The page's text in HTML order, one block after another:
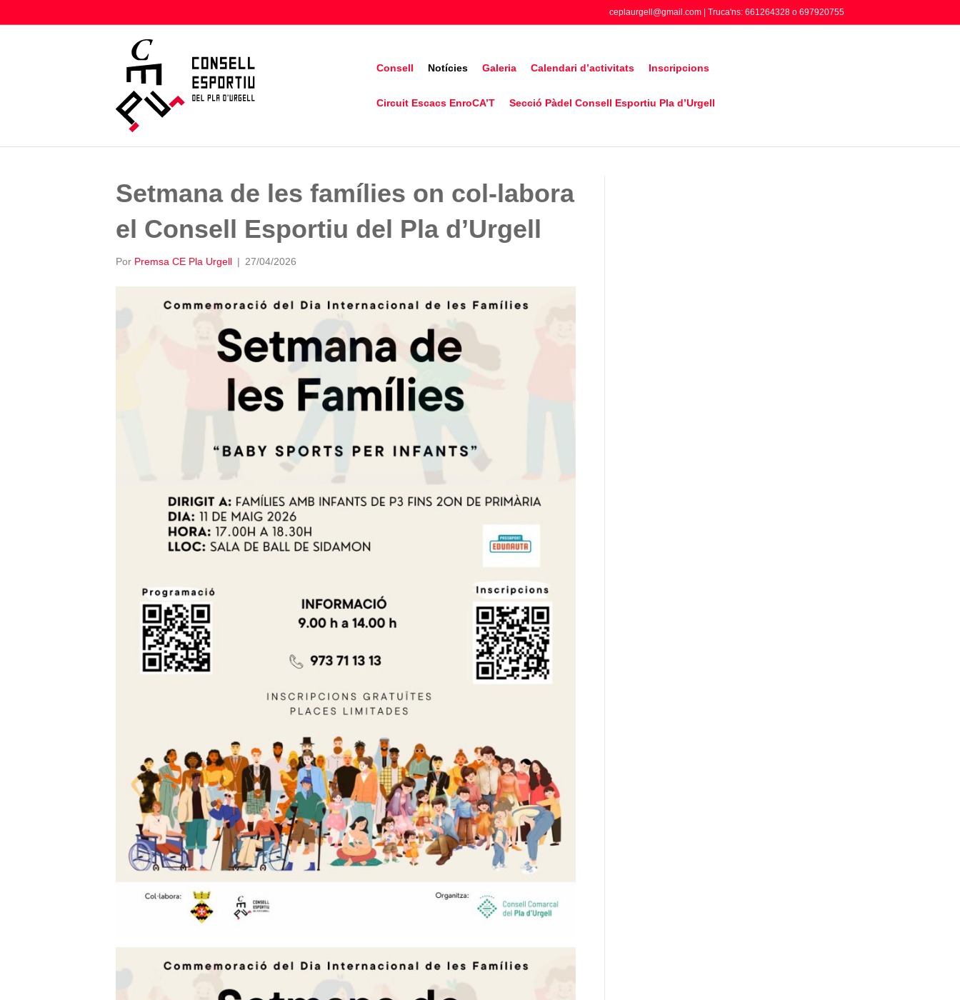
ceplaurgell@gmail.com | Truca'ns: 661264328 o 697920755
Consell Notícies Galeria Calendari d’activitats Inscripcions
Circuit Escacs EnroCA’T Secció Pàdel Consell Esportiu Pla d’Urgell
Setmana de les famílies on col-labora
el Consell Esportiu del Pla d’Urgell
Por Premsa CE Pla Urgell | 27/04/2026